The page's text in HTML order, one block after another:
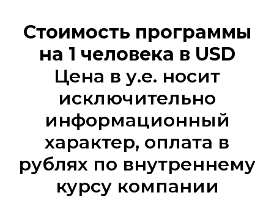
Стоимость программы
на 1 человека в USD
Цена в у.е. носит
исключительно
информационный
характер, оплата в
рублях по внутреннему
курсу компании